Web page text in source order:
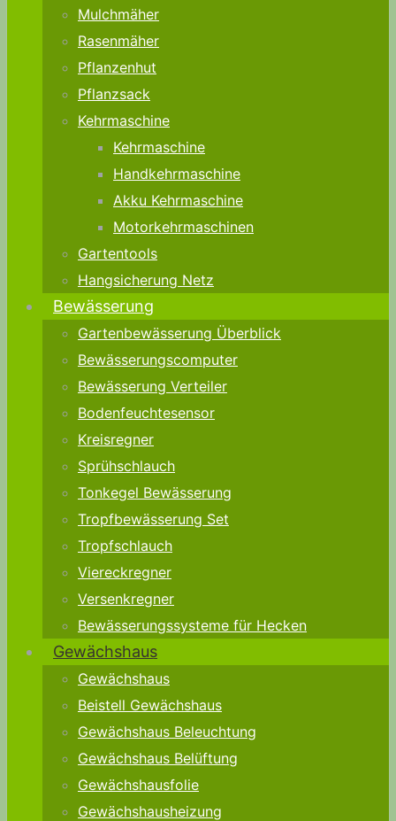
Mulchmäher
Rasenmäher
Pflanzenhut
Pflanzsack
Kehrmaschine
Kehrmaschine
Handkehrmaschine
Akku Kehrmaschine
Motorkehrmaschinen
Gartentools
Hangsicherung Netz
Bewässerung
Gartenbewässerung Überblick
Bewässerungscomputer
Bewässerung Verteiler
Bodenfeuchtesensor
Kreisregner
Sprühschlauch
Tonkegel Bewässerung
Tropfbewässerung Set
Tropfschlauch
Viereckregner
Versenkregner
Bewässerungssysteme für Hecken
Gewächshaus
Gewächshaus
Beistell Gewächshaus
Gewächshaus Beleuchtung
Gewächshaus Belüftung
Gewächshausfolie
Gewächshausheizung